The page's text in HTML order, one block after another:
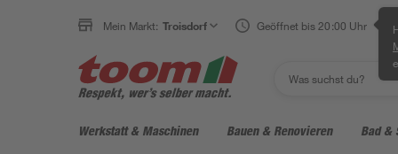
Mein Markt: Troisdorf Geöffnet bis 20:00 Uhr
Werkstatt & Maschinen Bauen & Renovieren Bad &